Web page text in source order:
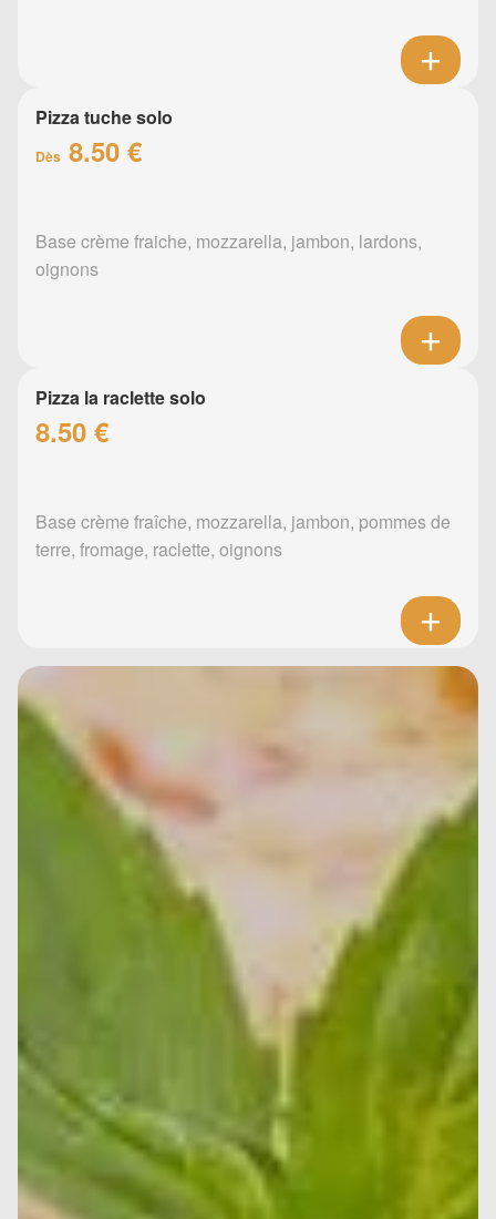
Pizza tuche solo
Dès 8.50 €
Base crème fraiche, mozzarella, jambon, lardons,
oignons
Pizza la raclette solo
8.50 €
Base crème fraîche, mozzarella, jambon, pommes de
terre, fromage, raclette, oignons